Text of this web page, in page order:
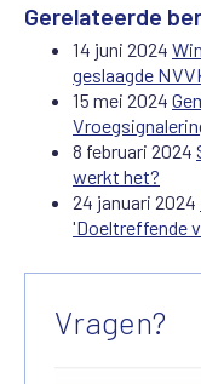
Gerelateerde
14 juni 2024
geslaagde
15 mei 2024
8 februari 2024
werkt het?
24 januari 2024
'Doeltreffende
Vragen?